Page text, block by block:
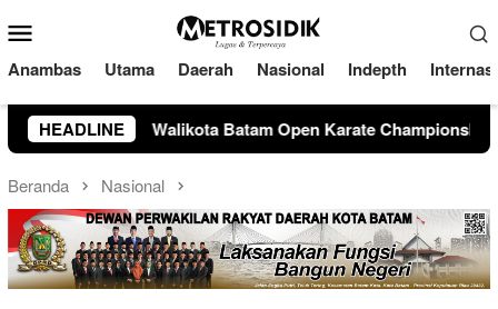
ke
kontenMobile
Anambas Utama Daerah Nasional Indepth
HEADLINE
Championship II Resmi Dibuka, Amsakar Dorong
Beranda Nasional